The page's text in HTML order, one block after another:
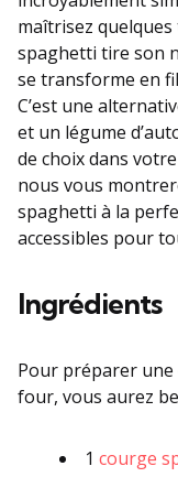
maîtrisez
spaghetti tire son
se transforme en
C’est une
et un légume
de choix dans
nous vous
spaghetti à la
accessibles pour
Ingrédients
Pour préparer une
four, vous aurez
1 courge